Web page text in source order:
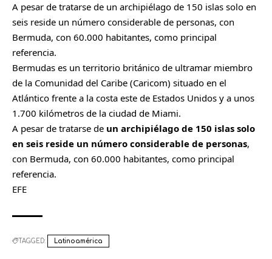
A pesar de tratarse de un archipiélago de 150 islas solo en
seis reside un número considerable de personas, con
Bermuda, con 60.000 habitantes, como principal
referencia.
Bermudas es un territorio británico de ultramar miembro
de la Comunidad del Caribe (Caricom) situado en el
Atlántico frente a la costa este de Estados Unidos y a unos
1.700 kilómetros de la ciudad de Miami.
A pesar de tratarse de un archipiélago de 150 islas solo
en seis reside un número considerable de personas,
con Bermuda, con 60.000 habitantes, como principal
referencia.
EFE
TAGGED: Latinoamérica